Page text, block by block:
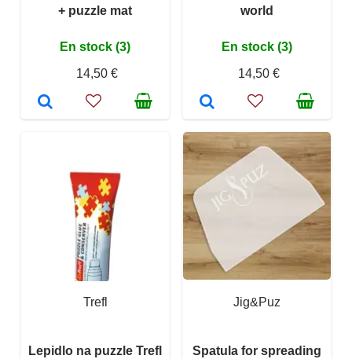
+ puzzle mat
En stock (3)
14,50 €
world
En stock (3)
14,50 €
Trefl
Lepidlo na puzzle Trefl
Jig&Puz
Spatula for spreading